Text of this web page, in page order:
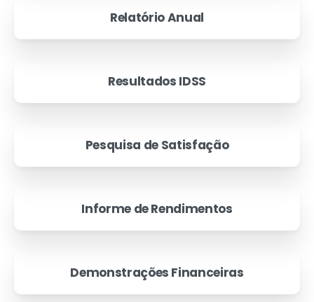
Relatório Anual
Resultados IDSS
Pesquisa de Satisfação
Informe de Rendimentos
Demonstrações Financeiras